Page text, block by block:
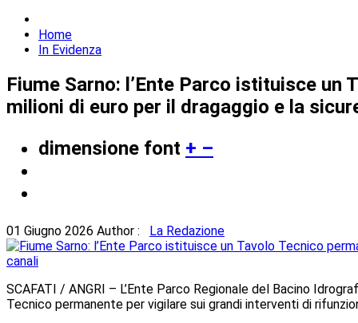
Home
In Evidenza
Fiume Sarno: l’Ente Parco istituisce
milioni di euro per il dragaggio e la
dimensione font + –
01 Giugno 2026 Author : La Redazione
SCAFATI / ANGRI – L’Ente Parco Regionale del Bacino
Tecnico permanente per vigilare sui grandi interventi di